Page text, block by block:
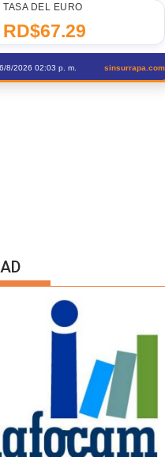
TASA DEL EURO
RD$67.29
8/2026 02:03 p. m. sinsurrapa.com